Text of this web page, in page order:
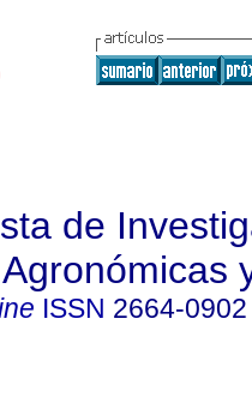
de
ISSN 2664-0902